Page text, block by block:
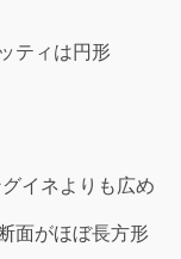
ティは円形
イネよりも広め
面がほぼ長方形